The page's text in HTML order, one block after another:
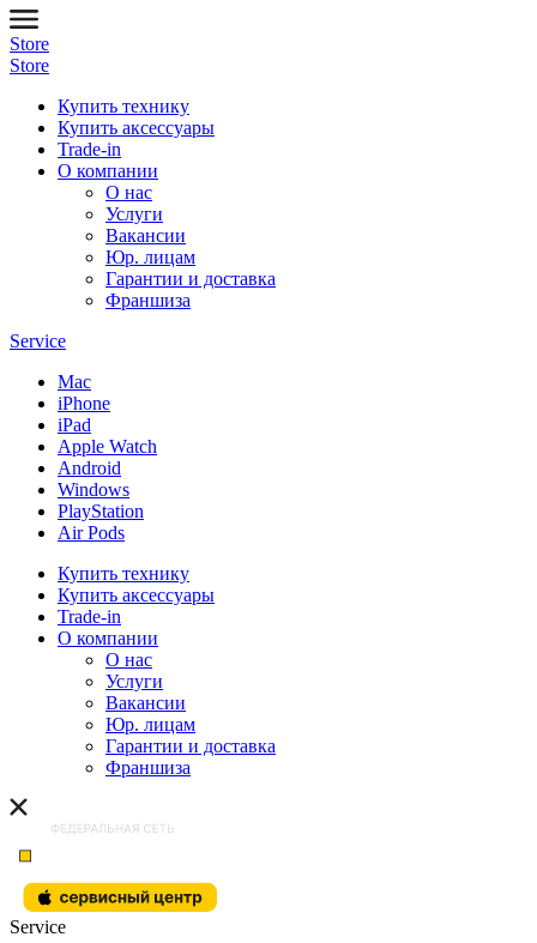
Store
Store
Купить технику
Купить аксессуары
Trade-in
О компании
О нас
Услуги
Вакансии
Юр. лицам
Гарантии и доставка
Франшиза
Service
Mac
iPhone
iPad
Apple Watch
Android
Windows
PlayStation
Air Pods
Купить технику
Купить аксессуары
Trade-in
О компании
О нас
Услуги
Вакансии
Юр. лицам
Гарантии и доставка
Франшиза
Service